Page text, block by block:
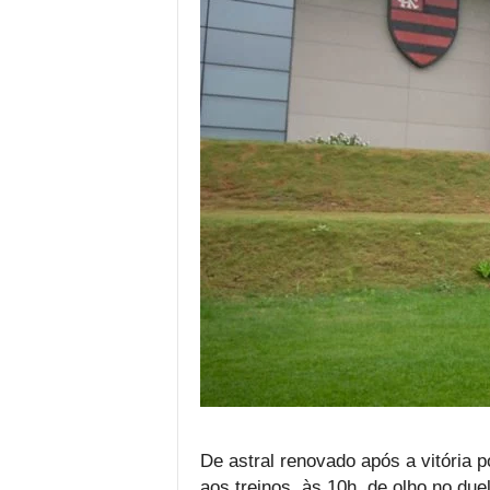
De astral renovado após a vitória